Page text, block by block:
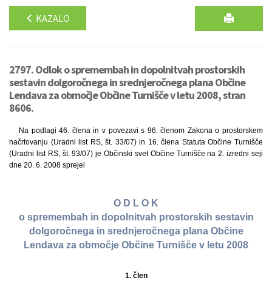
KAZALO
2797. Odlok o spremembah in dopolnitvah prostorskih
sestavin dolgoročnega in srednjeročnega plana Občine
Lendava za območje Občine Turnišče v letu 2008, stran
8606.
Na podlagi 46. člena in v povezavi s 96. členom Zakona o prostorskem
načrtovanju (Uradni list RS, št. 33/07) in 16. člena Statuta Občine Turnišče
(Uradni list RS, št. 93/07) je Občinski svet Občine Turnišče na 2. izredni seji
dne 20. 6. 2008 sprejel
O D L O K
o spremembah in dopolnitvah prostorskih sestavin
dolgoročnega in srednjeročnega plana Občine
Lendava za območje Občine Turnišče v letu 2008
1. člen